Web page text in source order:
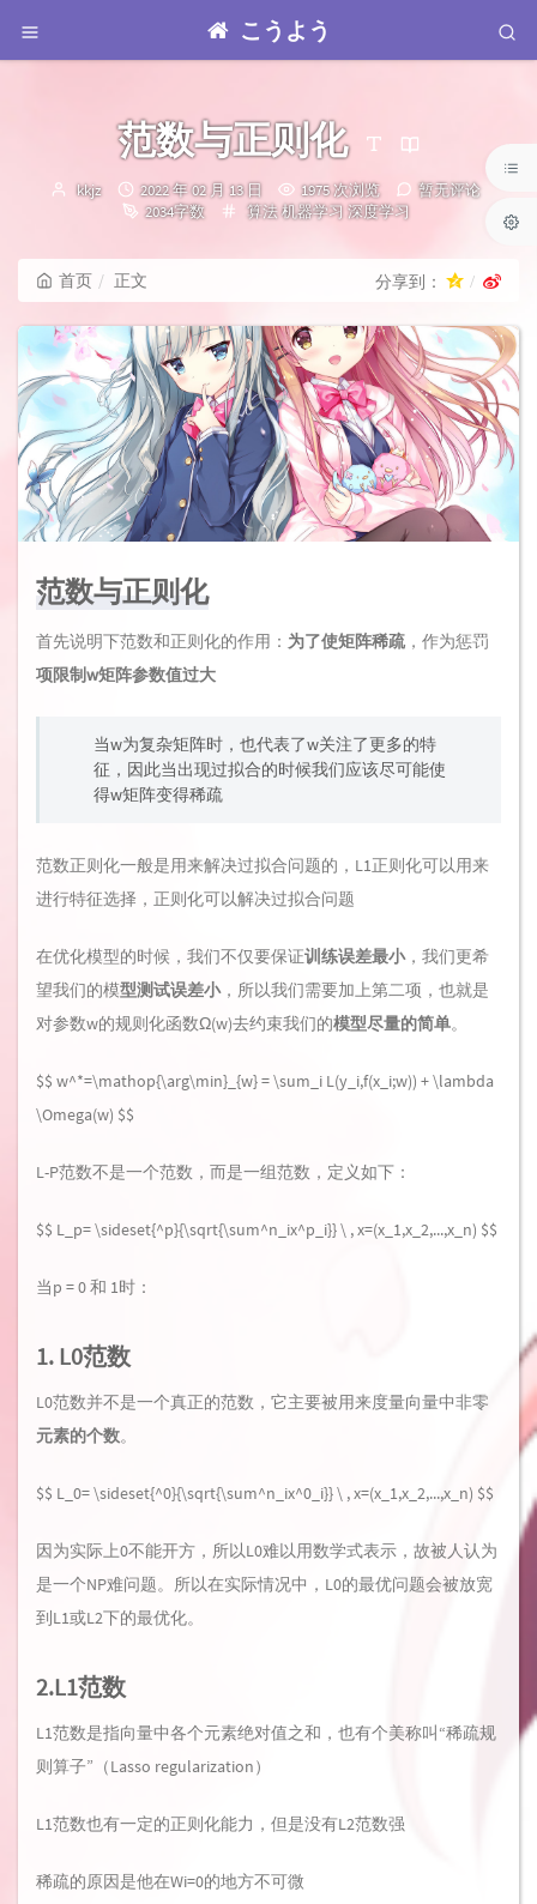
こうよう
范数与正则化
博
kkjz
发
布
2022 年 02 月 13 日 1975 次浏览
暂无评论
2034字数
分
算法机器学习 深度学习
首页 正文 分享到：
范数与正则化
首先说明下范数和正则化的作用： 为了使矩阵稀疏 ，作为惩罚
项限制w矩阵参数值过大
当w为复杂矩阵时，也代表了w关注了更多的特
征，因此当出现过拟合的时候我们应该尽可能使
得w矩阵变得稀疏
范数正则化一般是用来解决过拟合问题的，L1正则化可以用来
进行特征选择，正则化可以解决过拟合问题
在优化模型的时候，我们不仅要保证训练误差最小，我们更希
望我们的模型测试误差小，所以我们需要加上第二项，也就是
对参数w的规则化函数Ω(w)去约束我们的模型尽量的简单。
$$ w^*=\mathop{\arg\min}_{w} = \sum_i L(y_i,f(x_i;w)) + \lambda
\Omega(w) $$
L-P范数不是一个范数，而是一组范数，定义如下：
$$ L_p= \sideset{^p}{\sqrt{\sum^n_ix^p_i}} \ , x=(x_1,x_2,...,x_n) $$
当p = 0 和 1时：
1. L0范数
L0范数并不是一个真正的范数，它主要被用来度量向量中非零
元素的个数。
$$ L_0= \sideset{^0}{\sqrt{\sum^n_ix^0_i}} \ , x=(x_1,x_2,...,x_n) $$
因为实际上0不能开方，所以L0难以用数学式表示，故被人认为
是一个NP难问题。所以在实际情况中，L0的最优问题会被放宽
到L1或L2下的最优化。
2.L1范数
L1范数是指向量中各个元素绝对值之和，也有个美称叫“稀疏规
则算子”（Lasso regularization）
L1范数也有一定的正则化能力，但是没有L2范数强
稀疏的原因是他在Wi=0的地方不可微